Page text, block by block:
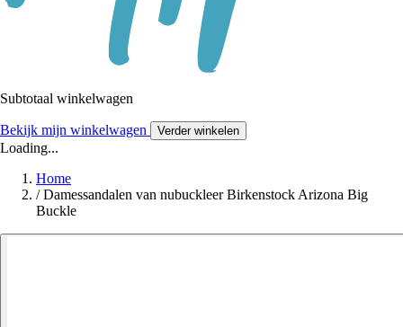
Subtotaal winkelwagen
Bekijk mijn winkelwagen Verder winkelen
Loading...
Home
/ Damessandalen van nubuckleer Birkenstock Arizona Big
Buckle